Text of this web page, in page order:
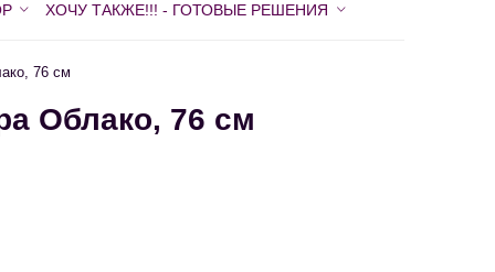
ХОЧУ ТАКЖЕ!!! - ГОТОВЫЕ РЕШЕНИЯ
76 см
Облако, 76 см